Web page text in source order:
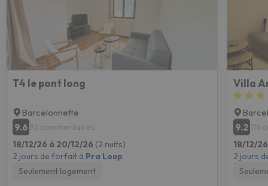
T4 le pont long
Barcelonnette
9.6 36 commentaires
18/12/26 à 20/12/26 (2 nuits)
2 jours de forfait à Pra Loup
Seulement logement
Villa
9.2 116
18/12/
2 jours